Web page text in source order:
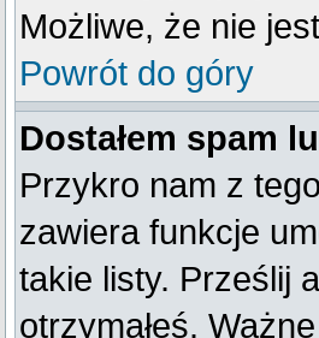
Możliwe, że nie
Powrót do góry
Dostałem spam
Przykro nam z
zawiera funkcje
takie listy. Prześlij
otrzymałeś.